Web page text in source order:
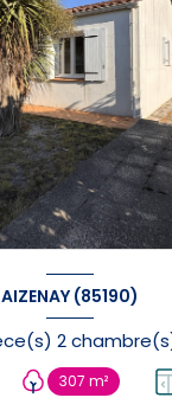
AIZENAY (85190)
307 m²